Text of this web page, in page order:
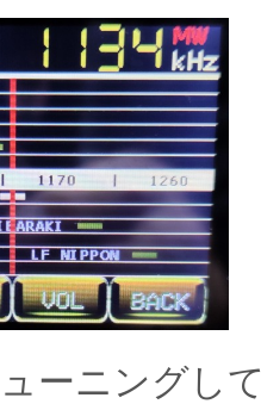
ーニングし